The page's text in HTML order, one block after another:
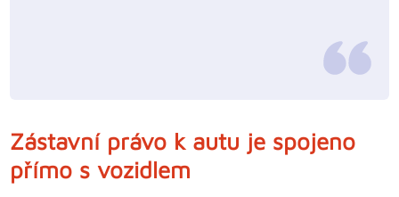
Zástavní právo k autu je spojeno
přímo s vozidlem